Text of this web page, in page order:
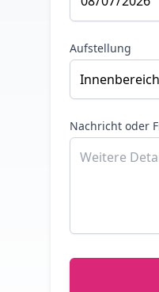
Aufstellung
Nachricht oder